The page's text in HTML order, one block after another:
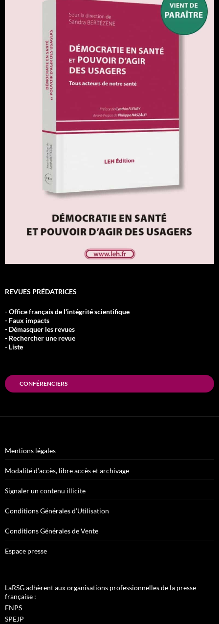
REVUES PRÉDATRICES
- Office français de l'intégrité scientifique
- Faux impacts
- Démasquer les revues
- Rechercher une revue
- Liste
CONFÉRENCIERS
Mentions légales
Modalité d’accès, libre accès et archivage
Signaler un contenu illicite
Conditions Générales d’Utilisation
Conditions Générales de Vente
Espace presse
LaRSG adhèrent aux organisations professionnelles de la presse
française :
FNPS
SPEJP